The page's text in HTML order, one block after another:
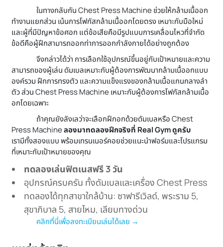
ในทางกลับกัน Chest Press Machine ช่วยให้กล้ามเนื้ออก
ทำงานแยกส่วน เน้นการโฟกัสกล้ามเนื้ออกโดยตรง เหมาะกับมือใหม่
และผู้ที่มีปัญหาข้อศอก แต่ข้อเสียคือมีรูปแบบการเคลื่อนไหวที่จำกัด
ข้อดีคือผู้ฝึกสามารถออกท่าการออกกำลังกายได้อย่างถูกต้อง
จึงกล่าวได้ว่า การเลือกใช้อุปกรณ์ขึ้นอยู่กับเป้าหมายและความ
สามารถของผู้เล่น ดัมเบลเหมาะกับผู้ต้องการพัฒนากล้ามเนื้ออกแบบ
องค์รวม ฝึกการทรงตัว และความแข็งแรงของกล้ามเนื้อแกนกลางลำ
ตัว ส่วน Chest Press Machine เหมาะกับผู้ต้องการโฟกัสกล้ามเนื้อ
อกโดยเฉพาะ
ถ้าคุณยังลังเลว่าจะเลือกฝึกอกด้วยดัมเบลหรือ Chest
Press Machineลองมาทดลองฝึกจริงที่ Real Gym ดูครับ
เรามีทั้งสองแบบ พร้อมเทรนเนอร์คอยช่วยแนะนำฟอร์มและโปรแกรม
ที่เหมาะกับเป้าหมายของคุณ
ทดลองเล่นฟิตเนสฟรี 3 วัน
อุปกรณ์ครบครัน ทั้งดัมเบลและเครื่อง Chest Press
ทดลองได้ทุกสาขาใกล้บ้าน: ซาฟารีเวิลด์, พระราม 5,
สุขาภิบาล 5, สายไหม, เลียบทางด่วน
คลิกที่นี่เพื่อลงทะเบียนเล่นได้เลย →